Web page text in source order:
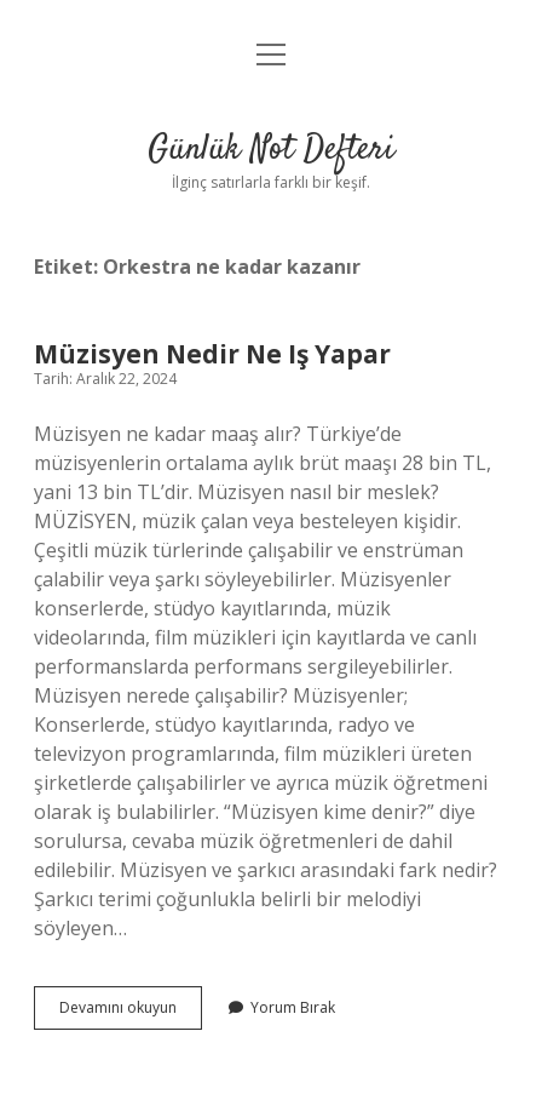
Anasayfa
Yasal Uyarı
menüyü
Günlük Not Defteri
İlginç satırlarla farklı bir keşif.
Etiket: Orkestra ne kadar kazanır
Müzisyen Nedir Ne Iş Yapar
Tarih: Aralık 22, 2024
Müzisyen ne kadar maaş alır? Türkiye’de
müzisyenlerin ortalama aylık brüt maaşı 28 bin TL,
yani 13 bin TL’dir. Müzisyen nasıl bir meslek?
MÜZİSYEN, müzik çalan veya besteleyen kişidir.
Çeşitli müzik türlerinde çalışabilir ve enstrüman
çalabilir veya şarkı söyleyebilirler. Müzisyenler
konserlerde, stüdyo kayıtlarında, müzik
videolarında, film müzikleri için kayıtlarda ve canlı
performanslarda performans sergileyebilirler.
Müzisyen nerede çalışabilir? Müzisyenler;
Konserlerde, stüdyo kayıtlarında, radyo ve
televizyon programlarında, film müzikleri üreten
şirketlerde çalışabilirler ve ayrıca müzik öğretmeni
olarak iş bulabilirler. “Müzisyen kime denir?” diye
sorulursa, cevaba müzik öğretmenleri de dahil
edilebilir. Müzisyen ve şarkıcı arasındaki fark nedir?
Şarkıcı terimi çoğunlukla belirli bir melodiyi
söyleyen…
Devamını okuyun Müzisyen
Nedir
Yorum Bırak